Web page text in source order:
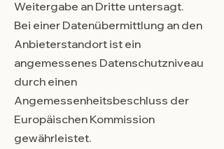
Weitergabe an Dritte untersagt.
Bei einer Datenübermittlung an den
Anbieterstandort ist ein
angemessenes Datenschutzniveau
durch einen
Angemessenheitsbeschluss der
Europäischen Kommission
gewährleistet.